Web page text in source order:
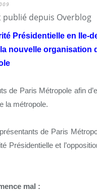
publié depuis Overblog
Présidentielle en Ile-
nouvelle organisation
de Paris Métropole afin
la métropole.
de Paris
Présidentielle et
mal :